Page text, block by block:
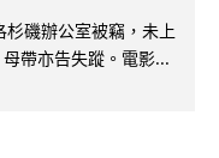
杉磯辦公室被竊，未上
帶亦告失蹤。電影...